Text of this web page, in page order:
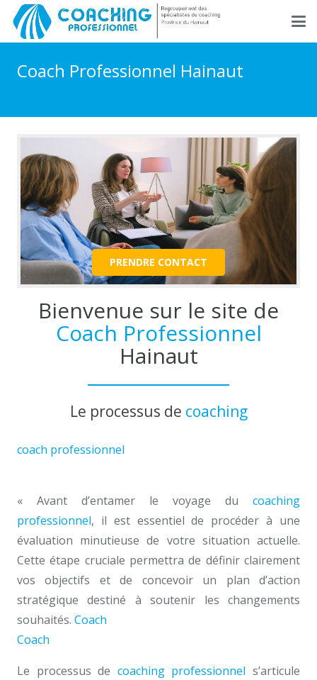
Coach Professionnel Hainaut
PRENDRE CONTACT
Bienvenue sur le site de
Coach Professionnel
Hainaut
Le processus de coaching
coach professionnel
« Avant d’entamer le voyage du coaching
professionnel, il est essentiel de procéder à une
évaluation minutieuse de votre situation actuelle.
Cette étape cruciale permettra de définir clairement
vos objectifs et de concevoir un plan d’action
stratégique destiné à soutenir les changements
souhaités. Coach
Coach
Le processus de coaching professionnel s’articule